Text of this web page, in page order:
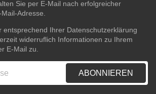
Sie per E-Mail nach erfolgreicher
Adresse.
entsprechend Ihrer Datenschutzerklärung
widerruflich Informationen zu Ihrem
E-Mail zu.
ABONNIEREN